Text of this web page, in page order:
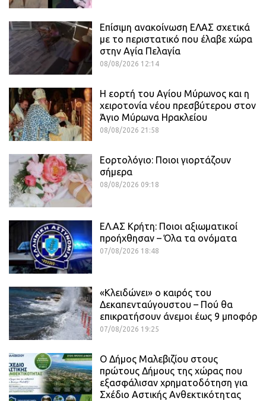
Επίσιμη ανακοίνωση ΕΛΑΣ σχετικά
με το περιστατικό που έλαβε χώρα
στην Αγία Πελαγία
08/08/2026 12:14
Η εορτή του Αγίου Μύρωνος και η
χειροτονία νέου πρεσβύτερου στον
Άγιο Μύρωνα Ηρακλείου
08/08/2026 21:58
Εορτολόγιο: Ποιοι γιορτάζουν
σήμερα
08/08/2026 09:18
ΕΛ.ΑΣ Κρήτη: Ποιοι αξιωματικοί
προήχθησαν – Όλα τα ονόματα
07/08/2026 18:48
«Κλειδώνει» ο καιρός του
Δεκαπενταύγουστου – Πού θα
επικρατήσουν άνεμοι έως 9 μποφόρ
07/08/2026 19:25
Ο Δήμος Μαλεβιζίου στους
πρώτους Δήμους της χώρας που
εξασφάλισαν χρηματοδότηση για
Σχέδιο Αστικής Ανθεκτικότητας